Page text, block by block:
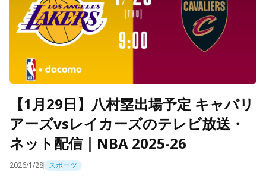
【1月29日】八村塁出場予定 キャバリ
アーズvsレイカーズのテレビ放送・
ネット配信｜NBA 2025-26
2026/1/28 スポーツ